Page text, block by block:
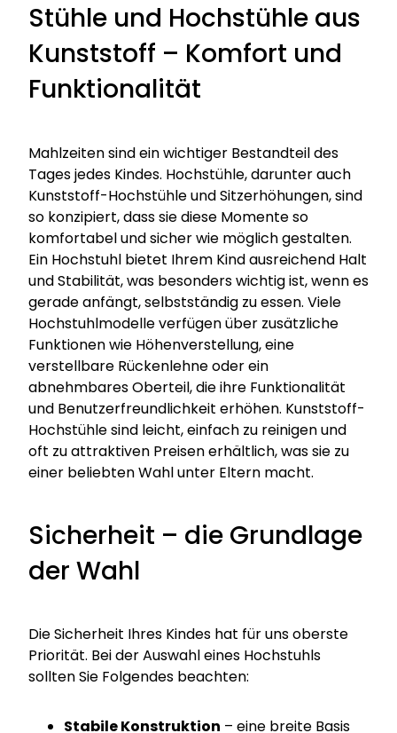
Stühle und Hochstühle aus
Kunststoff – Komfort und
Funktionalität
Mahlzeiten sind ein wichtiger Bestandteil des
Tages jedes Kindes. Hochstühle, darunter auch
Kunststoff-Hochstühle und Sitzerhöhungen, sind
so konzipiert, dass sie diese Momente so
komfortabel und sicher wie möglich gestalten.
Ein Hochstuhl bietet Ihrem Kind ausreichend Halt
und Stabilität, was besonders wichtig ist, wenn es
gerade anfängt, selbstständig zu essen. Viele
Hochstuhlmodelle verfügen über zusätzliche
Funktionen wie Höhenverstellung, eine
verstellbare Rückenlehne oder ein
abnehmbares Oberteil, die ihre Funktionalität
und Benutzerfreundlichkeit erhöhen. Kunststoff-
Hochstühle sind leicht, einfach zu reinigen und
oft zu attraktiven Preisen erhältlich, was sie zu
einer beliebten Wahl unter Eltern macht.
Sicherheit – die Grundlage
der Wahl
Die Sicherheit Ihres Kindes hat für uns oberste
Priorität. Bei der Auswahl eines Hochstuhls
sollten Sie Folgendes beachten:
Stabile Konstruktion – eine breite Basis